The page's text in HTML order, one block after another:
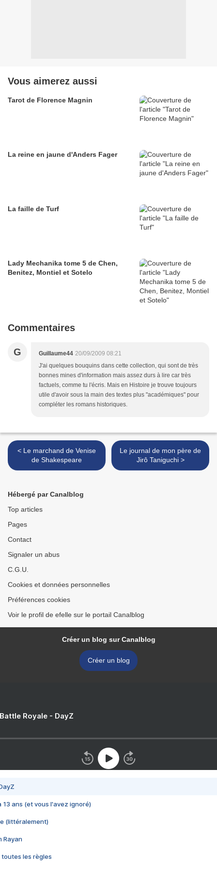
Vous aimerez aussi
Tarot de Florence Magnin
La reine en jaune d'Anders Fager
La faille de Turf
Lady Mechanika tome 5 de Chen,
Benitez, Montiel et Sotelo
Commentaires
G Guillaume44 20/09/2009 08:21
J'ai quelques bouquins dans cette collection, qui sont de très
bonnes mines d'information mais assez durs à lire car très
factuels, comme tu l'écris. Mais en Histoire je trouve toujours
utile d'avoir sous la main des textes plus "académiques" pour
compléter les romans historiques.
< Le marchand de Venise
de Shakespeare
Le journal de mon père de
Jirô Taniguchi >
Hébergé par Canalblog
Top articles
Pages
Contact
Signaler un abus
C.G.U.
Cookies et données personnelles
Préférences cookies
Voir le profil de efelle sur le portail Canalblog
Créer un blog sur Canalblog
Créer un blog
Royale - DayZ
13 ans (et vous l'avez ignoré)
(littéralement)
Rayan
toutes les règles